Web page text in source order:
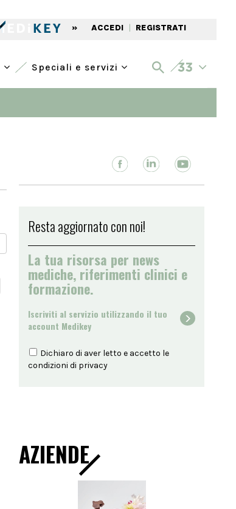
» ACCEDI | REGISTRATI
Speciali e servizi
Resta aggiornato con noi!
La tua risorsa per news
mediche, riferimenti clinici e
formazione.
Iscriviti al servizio utilizzando il tuo
account Medikey
Dichiaro di aver letto e accetto le
condizioni di privacy
AZIENDE